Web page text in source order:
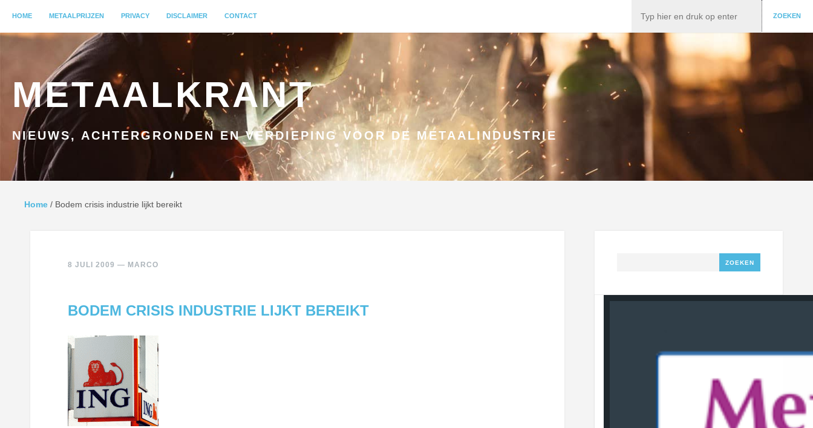
GA NAAR INHOUD
HOME METAALPRIJZEN PRIVACY DISCLAIMER CONTACT ZOEKEN
METAALKRANT
NIEUWS, ACHTERGRONDEN EN VERDIEPING VOOR DE METAALINDUSTRIE
Home / Bodem crisis industrie lijkt bereikt
8 JULI 2009 — MARCO
BODEM CRISIS INDUSTRIE LIJKT BEREIKT